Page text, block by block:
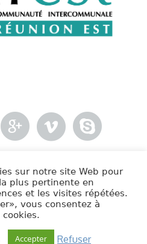
légales
droits réservés.
sur notre site Web pour
plus pertinente en
et les visites répétées.
vous consentez à
Accepter Refuser